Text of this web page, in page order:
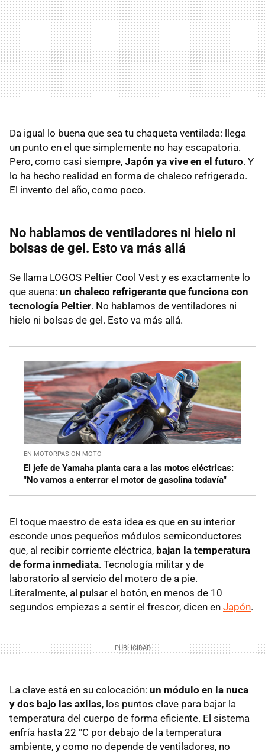
Da igual lo buena que sea tu chaqueta ventilada: llega
un punto en el que simplemente no hay escapatoria.
Pero, como casi siempre, Japón ya vive en el futuro. Y
lo ha hecho realidad en forma de chaleco refrigerado.
El invento del año, como poco.
No hablamos de ventiladores ni hielo ni
bolsas de gel. Esto va más allá
Se llama LOGOS Peltier Cool Vest y es exactamente lo
que suena: un chaleco refrigerante que funciona con
tecnología Peltier. No hablamos de ventiladores ni
hielo ni bolsas de gel. Esto va más allá.
EN MOTORPASION MOTO
El jefe de Yamaha planta cara a las motos eléctricas:
"No vamos a enterrar el motor de gasolina todavía"
El toque maestro de esta idea es que en su interior
esconde unos pequeños módulos semiconductores
que, al recibir corriente eléctrica, bajan la temperatura
de forma inmediata. Tecnología militar y de
laboratorio al servicio del motero de a pie.
Literalmente, al pulsar el botón, en menos de 10
segundos empiezas a sentir el frescor, dicen en Japón.
La clave está en su colocación: un módulo en la nuca
y dos bajo las axilas, los puntos clave para bajar la
temperatura del cuerpo de forma eficiente. El sistema
enfría hasta 22 °C por debajo de la temperatura
ambiente, y como no depende de ventiladores, no